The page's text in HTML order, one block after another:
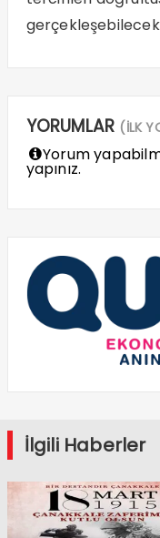
YORUMLAR (İLK
Yorum
yapınız.
İlgili Haberler